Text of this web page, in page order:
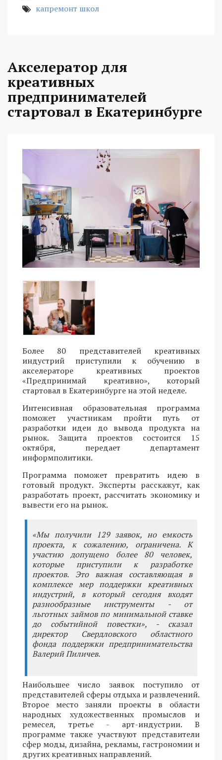
капремонт школ
Акселератор для
креативных
предпринимателей
стартовал в Екатеринбурге
Более 80 представителей креативных
индустрий приступили к обучению в
акселераторе креативных проектов
«Предпринимай креативно», который
стартовал в Екатеринбурге на этой неделе.
Интенсивная образовательная программа
поможет участникам пройти путь от
разработки идеи до вывода продукта на
рынок. Защита проектов состоится 15
октября, передает департамент
информполитики.
Программа поможет превратить идею в
готовый продукт. Эксперты расскажут, как
разработать проект, рассчитать экономику и
вывести его на рынок.
«Мы получили 129 заявок, но емкость
проекта, к сожалению, ограничена. К
участию допущено более 80 человек,
которые приступили к разработке
проектов. Это важная составляющая в
комплексе мер поддержки креативных
индустрий, в который сегодня входят
разнообразные инструменты - от
льготных займов по минимальной ставке
до событийной повестки», - сказал
директор Свердловского областного
фонда поддержки предпринимательства
Валерий Пиличев.
Наибольшее число заявок поступило от
представителей сферы отдыха и развлечений.
Второе место заняли проекты в области
народных художественных промыслов и
ремесел, третье - арт-индустрии. В
программе также участвуют представители
сфер моды, дизайна, рекламы, гастрономии и
других креативных направлений.